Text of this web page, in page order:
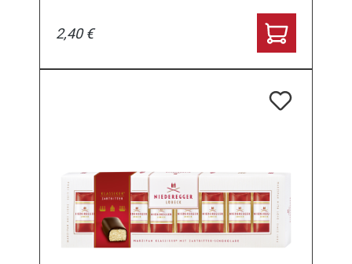
2,40 €